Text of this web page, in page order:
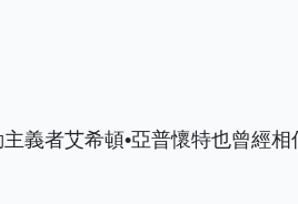
義者艾希頓•亞普懷特也曾經相